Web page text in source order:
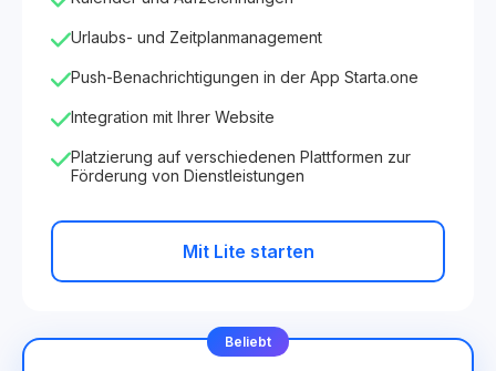
Urlaubs- und Zeitplanmanagement
Push-Benachrichtigungen in der App Starta.one
Integration mit Ihrer Website
Platzierung auf verschiedenen Plattformen zur
Förderung von Dienstleistungen
Mit Lite starten
Beliebt